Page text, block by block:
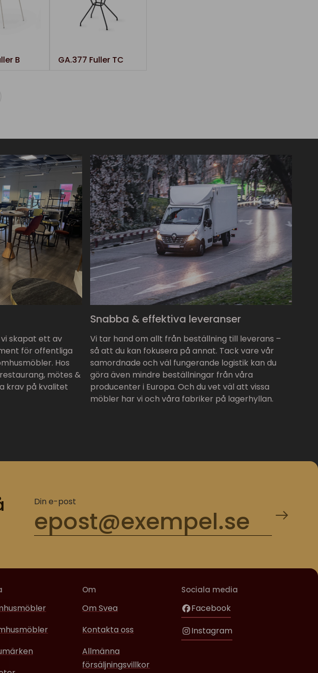
B GA.377 Fuller TC
skapat ett av
för offentliga
Hos
mötes &
krav på kvalitet
Snabba & effektiva leveranser
Vi tar hand om allt från beställning till leverans –
så att du kan fokusera på annat. Tack vare vår
samordnade och väl fungerande logistik kan du
göra även mindre beställningar från våra
producenter i Europa. Och du vet väl att vissa
möbler har vi och våra fabriker på lagerhyllan.
Din e-post
Om
Om Svea
Kontakta oss
Allmänna
försäljningsvillkor
Sociala media
Facebook
Instagram